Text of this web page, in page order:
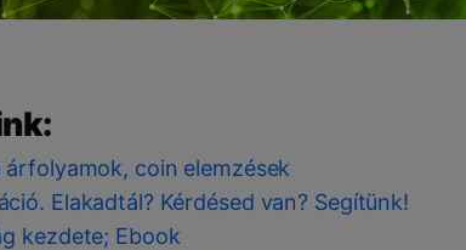
coin elemzések
Elakadtál? Kérdésed van? Segítünk!
kezdete; Ebook